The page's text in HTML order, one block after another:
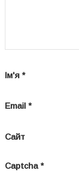
Ім'я *
Email *
Сайт
Captcha *